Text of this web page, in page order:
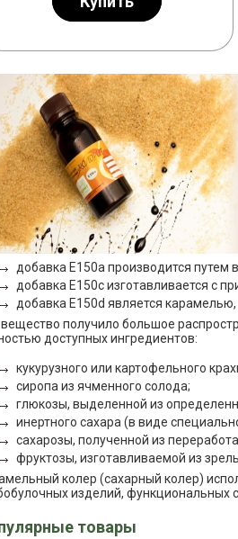
добавка Е150а производится путем
добавка Е150с изготавливается с
добавка Е150d является
получило большое
доступных ингредиентов:
кукурузного или картофельного
сиропа из ячменного солода;
глюкозы, выделенной из
инертного сахара (в виде
сахарозы, полученной из
фруктозы, изготавливаемой из
колер (сахарный колер)
изделий, функциональных
товары